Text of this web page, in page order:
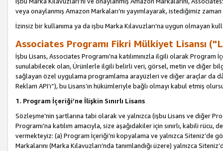
veya onaylanmış Amazon Markaları’nı yayımlayarak, istediğimiz
İzinsiz bir kullanıma ya da işbu Marka Kılavuzları’na uygun olmayan
Associates Programı Fikri Mülkiyet Lisansı
İşbu Lisans, Associates Programı’na katılımınızla ilgili olarak Program
sunulabilecek olan, Ürünlerle ilgili belirli veri, görsel, metin ve diğer
sağlayan özel uygulama programlama arayüzleri ve diğer araçlar da
Reklam API’ı”), bu Lisans’ın hükümleriyle bağlı olmayı kabul etmiş
1. Program İçeriği’ne İlişkin Sınırlı Lisans
Sözleşme’nin şartlarına tabi olarak ve yalnızca (işbu Lisans ve diğer
Programı’na katılım amacıyla, size aşağıdakiler için sınırlı, kabili
vermekteyiz: (a) Program İçeriği’ni kopyalama ve yalnızca Siteniz’de
Markalarını (Marka Kılavuzları’nda tanımlandığı üzere) yalnızca